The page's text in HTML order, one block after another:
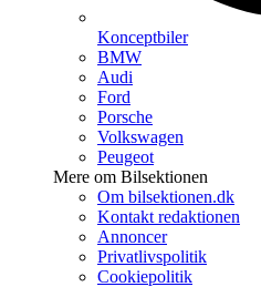
Konceptbiler
BMW
Audi
Ford
Porsche
Volkswagen
Peugeot
Mere om Bilsektionen
Om bilsektionen.dk
Kontakt redaktionen
Annoncer
Privatlivspolitik
Cookiepolitik